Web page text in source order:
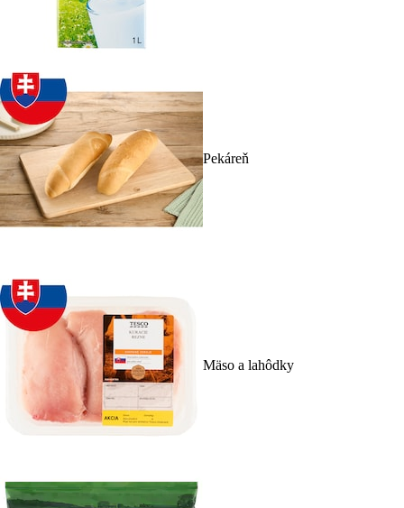
Pekáreň
Mäso a lahôdky